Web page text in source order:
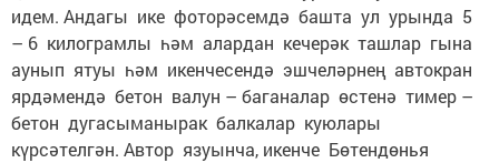
идем. Андагы ике фоторәсемдә башта ул урында 5
– 6 килограмлы һәм алардан кечерәк ташлар гына
аунып ятуы һәм икенчесендә эшчеләрнең автокран
ярдәмендә бетон валун – баганалар өстенә тимер –
бетон дугасыманырак балкалар куюлары
күрсәтелгән. Автор язуынча, икенче Бөтендөнья